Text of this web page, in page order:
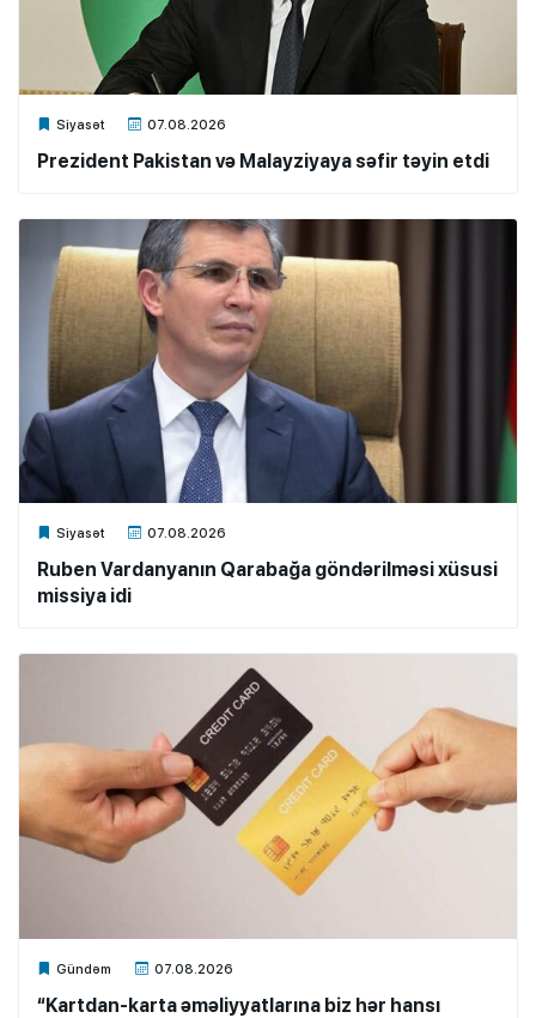
Siyasət 07.08.2026
Xalq.Online
Prezident Pakistan və Malayziyaya səfir təyin etdi
Siyasət 07.08.2026
Xalq.Online
Ruben Vardanyanın Qarabağa göndərilməsi xüsusi
missiya idi
Gündəm 07.08.2026
Xalq.Online
“Kartdan-karta əməliyyatlarına biz hər hansı